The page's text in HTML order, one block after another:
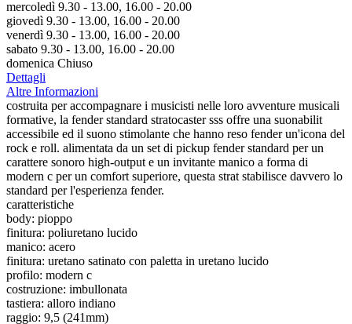
mercoledì 9.30 - 13.00, 16.00 - 20.00
giovedì 9.30 - 13.00, 16.00 - 20.00
venerdì 9.30 - 13.00, 16.00 - 20.00
sabato 9.30 - 13.00, 16.00 - 20.00
domenica Chiuso
Dettagli
Altre Informazioni
costruita per accompagnare i musicisti nelle loro avventure musicali
formative, la fender standard stratocaster sss offre una suonabilit
accessibile ed il suono stimolante che hanno reso fender un'icona del
rock e roll. alimentata da un set di pickup fender standard per un
carattere sonoro high-output e un invitante manico a forma di
modern c per un comfort superiore, questa strat stabilisce davvero lo
standard per l'esperienza fender.
caratteristiche
body: pioppo
finitura: poliuretano lucido
manico: acero
finitura: uretano satinato con paletta in uretano lucido
profilo: modern c
costruzione: imbullonata
tastiera: alloro indiano
raggio: 9,5 (241mm)